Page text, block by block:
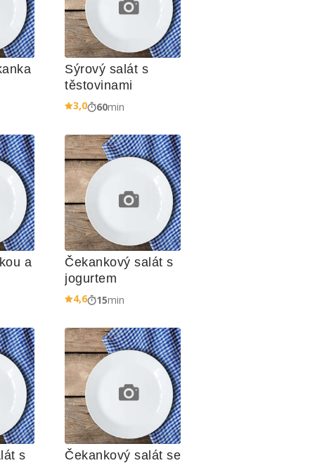
Sýrový salát s
těstovinami
3,0 60min
a
Čekankový salát s
jogurtem
4,6 15min
s
Čekankový salát se